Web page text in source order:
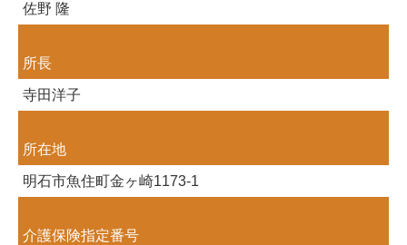
佐野 隆
所長
寺田洋子
所在地
明石市魚住町金ヶ崎1173-1
介護保険指定番号